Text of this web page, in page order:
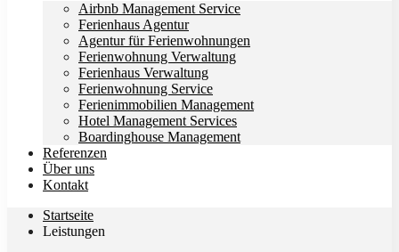
Airbnb Management Service
Ferienhaus Agentur
Agentur für Ferienwohnungen
Ferienwohnung Verwaltung
Ferienhaus Verwaltung
Ferienwohnung Service
Ferienimmobilien Management
Hotel Management Services
Boardinghouse Management
Referenzen
Über uns
Kontakt
Startseite
Leistungen